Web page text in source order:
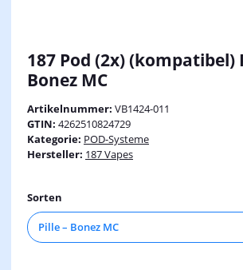
187 Pod (2x) (kompatibel)
Bonez MC
Artikelnummer: VB1424-011
GTIN: 4262510824729
Kategorie: POD-Systeme
Hersteller: 187 Vapes
Sorten
Pille – Bonez MC